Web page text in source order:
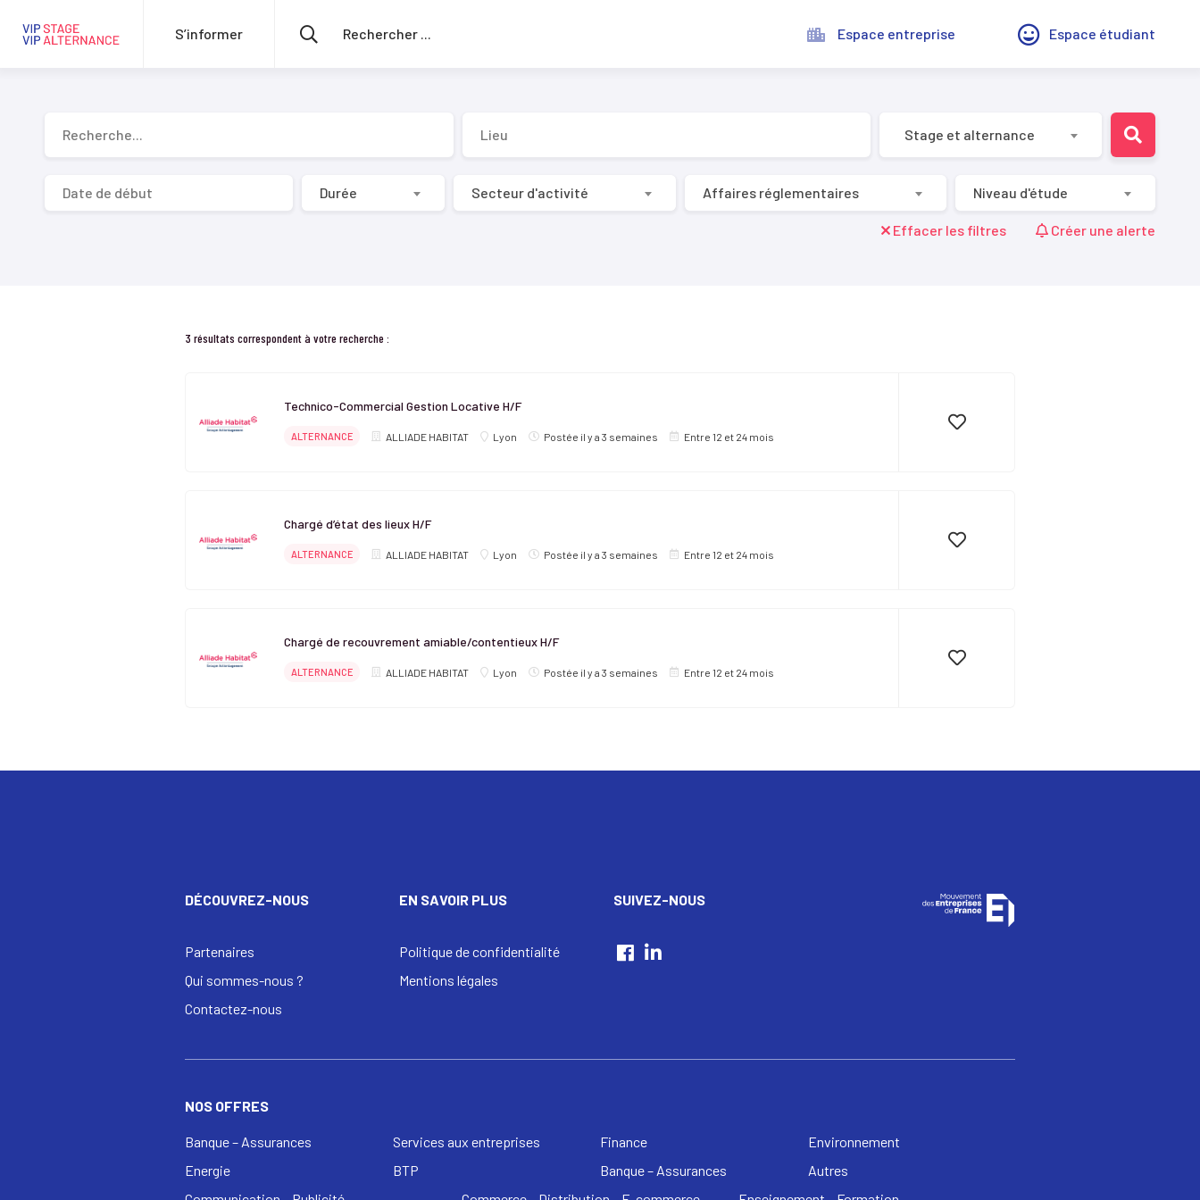
S’informer Espace entreprise Espace étudiant
Stage et alternance
Durée Secteur d'activité Affaires réglementaires Niveau d'étude
Effacer les filtres Créer une alerte
3 résultats correspondent à votre recherche :
Technico-Commercial Gestion Locative H/F
ALTERNANCE ALLIADE HABITAT Lyon Postée il y a 3 semaines Entre 12 et 24 mois
Chargé d’état des lieux H/F
ALTERNANCE ALLIADE HABITAT Lyon Postée il y a 3 semaines Entre 12 et 24 mois
Chargé de recouvrement amiable/contentieux H/F
ALTERNANCE ALLIADE HABITAT Lyon Postée il y a 3 semaines Entre 12 et 24 mois
DÉCOUVREZ-NOUS
Partenaires
Qui sommes-nous ?
Contactez-nous
EN SAVOIR PLUS
Politique de confidentialité
Mentions légales
SUIVEZ-NOUS
NOS OFFRES
Banque – Assurances Services aux entreprises Finance
Environnement
Energie
BTP Banque – Assurances
Autres